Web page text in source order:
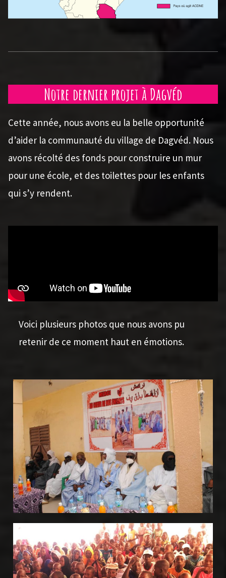
Notre dernier projet à Dagvéd
Cette année, nous avons eu la belle opportunité
d’aider la communauté du village de Dagvéd. Nous
avons récolté des fonds pour construire un mur
pour une école, et des toilettes pour les enfants
qui s’y rendent.
Voici plusieurs photos que nous avons pu
retenir de ce moment haut en émotions.